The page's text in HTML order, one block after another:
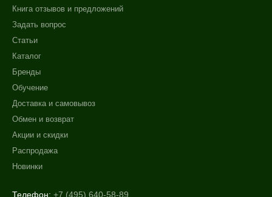
Книга отзывов и предложений
Задать вопрос
Статьи
Каталог
Бренды
Обучение
Доставка и самовывоз
Обмен и возврат
Акции и скидки
Распродажа
Новинки
Телефон: +7 (495) 640-58-89